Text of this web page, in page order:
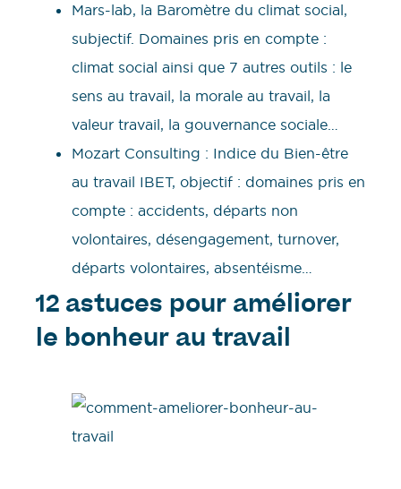
Mars-lab, la Baromètre du climat social,
subjectif. Domaines pris en compte :
climat social ainsi que 7 autres outils : le
sens au travail, la morale au travail, la
valeur travail, la gouvernance sociale…
Mozart Consulting : Indice du Bien-être
au travail IBET, objectif : domaines pris en
compte : accidents, départs non
volontaires, désengagement, turnover,
départs volontaires, absentéisme…
12 astuces pour améliorer
le bonheur au travail